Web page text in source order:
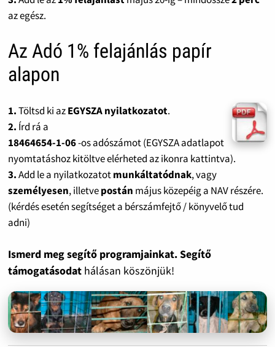
az egész.
Az Adó 1% felajánlás papír
alapon
1.Töltsd ki azEGYSZA nyilatkozatot.
2. Írd rá a
18464654-1-06-os adószámot (EGYSZA adatlapot
nyomtatáshoz kitöltve elérheted az ikonra kattintva).
3.Add le a nyilatkozatotmunkáltatódnak, vagy
személyesen, illetvepostán május közepéig a NAV részére.
(kérdés esetén segítséget a bérszámfejtő / könyvelő tud
adni)
Ismerd meg segítő programjainkat. Segítő
támogatásodat hálásan köszönjük!